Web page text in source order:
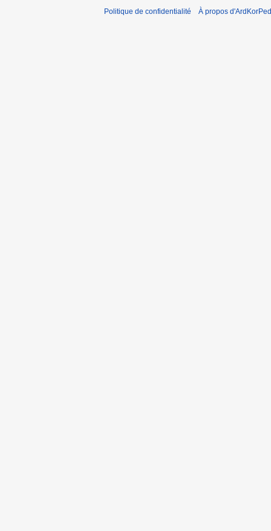
Politique de confidentialité À propos